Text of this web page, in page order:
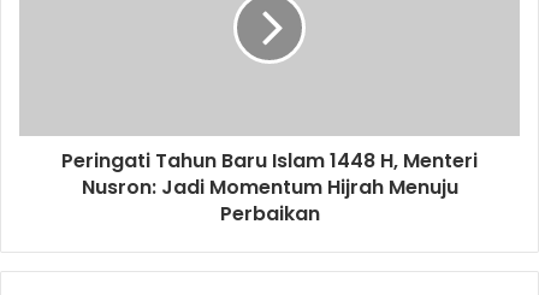
Peringati Tahun Baru Islam 1448 H, Menteri
Nusron: Jadi Momentum Hijrah Menuju
Perbaikan